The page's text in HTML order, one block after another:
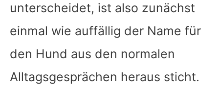
unterscheidet, ist also zunächst
einmal wie auffällig der Name für
den Hund aus den normalen
Alltagsgesprächen heraus sticht.